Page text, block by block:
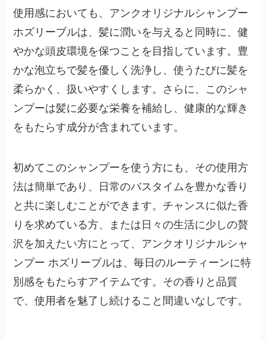
使用感においても、アンクオリジナルシャンプー
ホズリーブルは、髪に潤いを与えると同時に、健
やかな頭皮環境を保つことを目指しています。豊
かな泡立ちで髪を優しく洗浄し、使うたびに髪を
柔らかく、扱いやすくします。さらに、このシャ
ンプーは髪に必要な栄養を補給し、健康的な輝き
をもたらす成分が含まれています。
初めてこのシャンプーを使う方にも、その使用方
法は簡単であり、日常のバスタイムを豊かな香り
と共に楽しむことができます。チャンスに似た香
りを求めている方、または日々の生活に少しの贅
沢を加えたい方にとって、アンクオリジナルシャ
ンプー ホズリーブルは、毎日のルーティーンに特
別感をもたらすアイテムです。その香りと品質
で、使用者を魅了し続けること間違いなしです。